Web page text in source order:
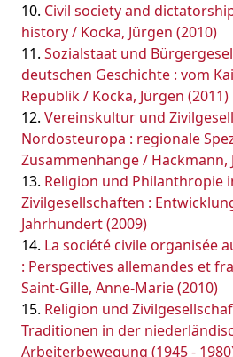
Civil society and
history / Kocka, Jürgen (2010)
Sozialstaat und
deutschen Geschichte : vom
Republik / Kocka, Jürgen (2011)
Vereinskultur und
Nordosteuropa : regionale
Zusammenhänge / Hackmann,
Religion und Philanthropie
Zivilgesellschaften :
Jahrhundert (2009)
La société civile organisée
: Perspectives allemandes et
Saint-Gille, Anne-Marie (2010)
Religion und
Traditionen in der
Arbeiterbewegung (1945 -